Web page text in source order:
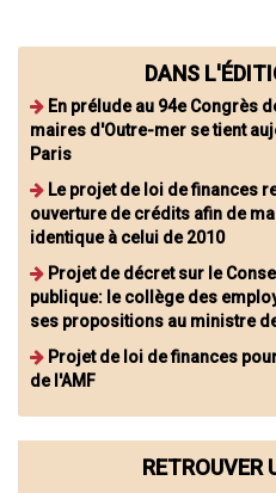
DANS
En prélude au 94e Congrès
maires d'Outre-mer se tient
Paris
Le projet de loi de finances
ouverture de crédits afin de
identique à celui de 2010
Projet de décret sur le
publique: le collège des
ses propositions au ministre
Projet de loi de finances
de l'AMF
RETROUVER